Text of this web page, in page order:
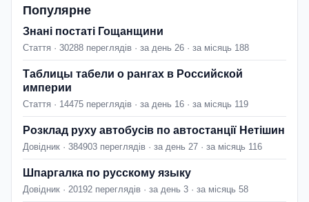
Популярне
Знані постаті Гощанщини
Стаття · 30288 переглядів · за день 26 · за місяць 188
Таблицы табели о рангах в Российской
империи
Стаття · 14475 переглядів · за день 16 · за місяць 119
Розклад руху автобусів по автостанції Нетішин
Довідник · 384903 переглядів · за день 27 · за місяць 116
Шпаргалка по русскому языку
Довідник · 20192 переглядів · за день 3 · за місяць 58